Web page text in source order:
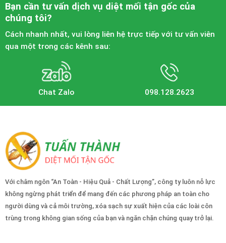
Bạn cần tư vấn dịch vụ diệt mối tận gốc của
chúng tôi?
Cách nhanh nhất, vui lòng liên hệ trực tiếp với tư vấn viên
qua một trong các kênh sau:
Chat Zalo 098.128.2623
Với châm ngôn “An Toàn - Hiệu Quả - Chất Lượng”, công ty luôn nỗ lực
không ngừng phát triển để mang đến các phương pháp an toàn cho
người dùng và cả môi trường, xóa sạch sự xuất hiện của các loài côn
trùng trong không gian sống của bạn và ngăn chặn chúng quay trở lại.